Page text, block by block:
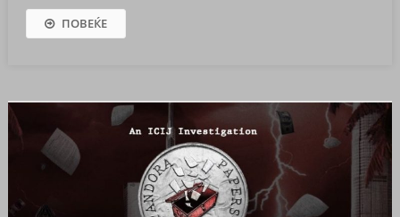
ПОВЕЌЕ